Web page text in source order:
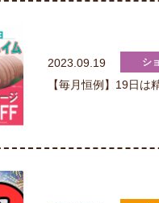
2023.09.19
【毎月恒例】19日